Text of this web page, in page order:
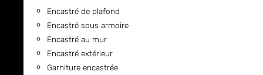
Encastré de plafond
Encastré sous armoire
Encastré au mur
Encastré extérieur
Garniture encastrée